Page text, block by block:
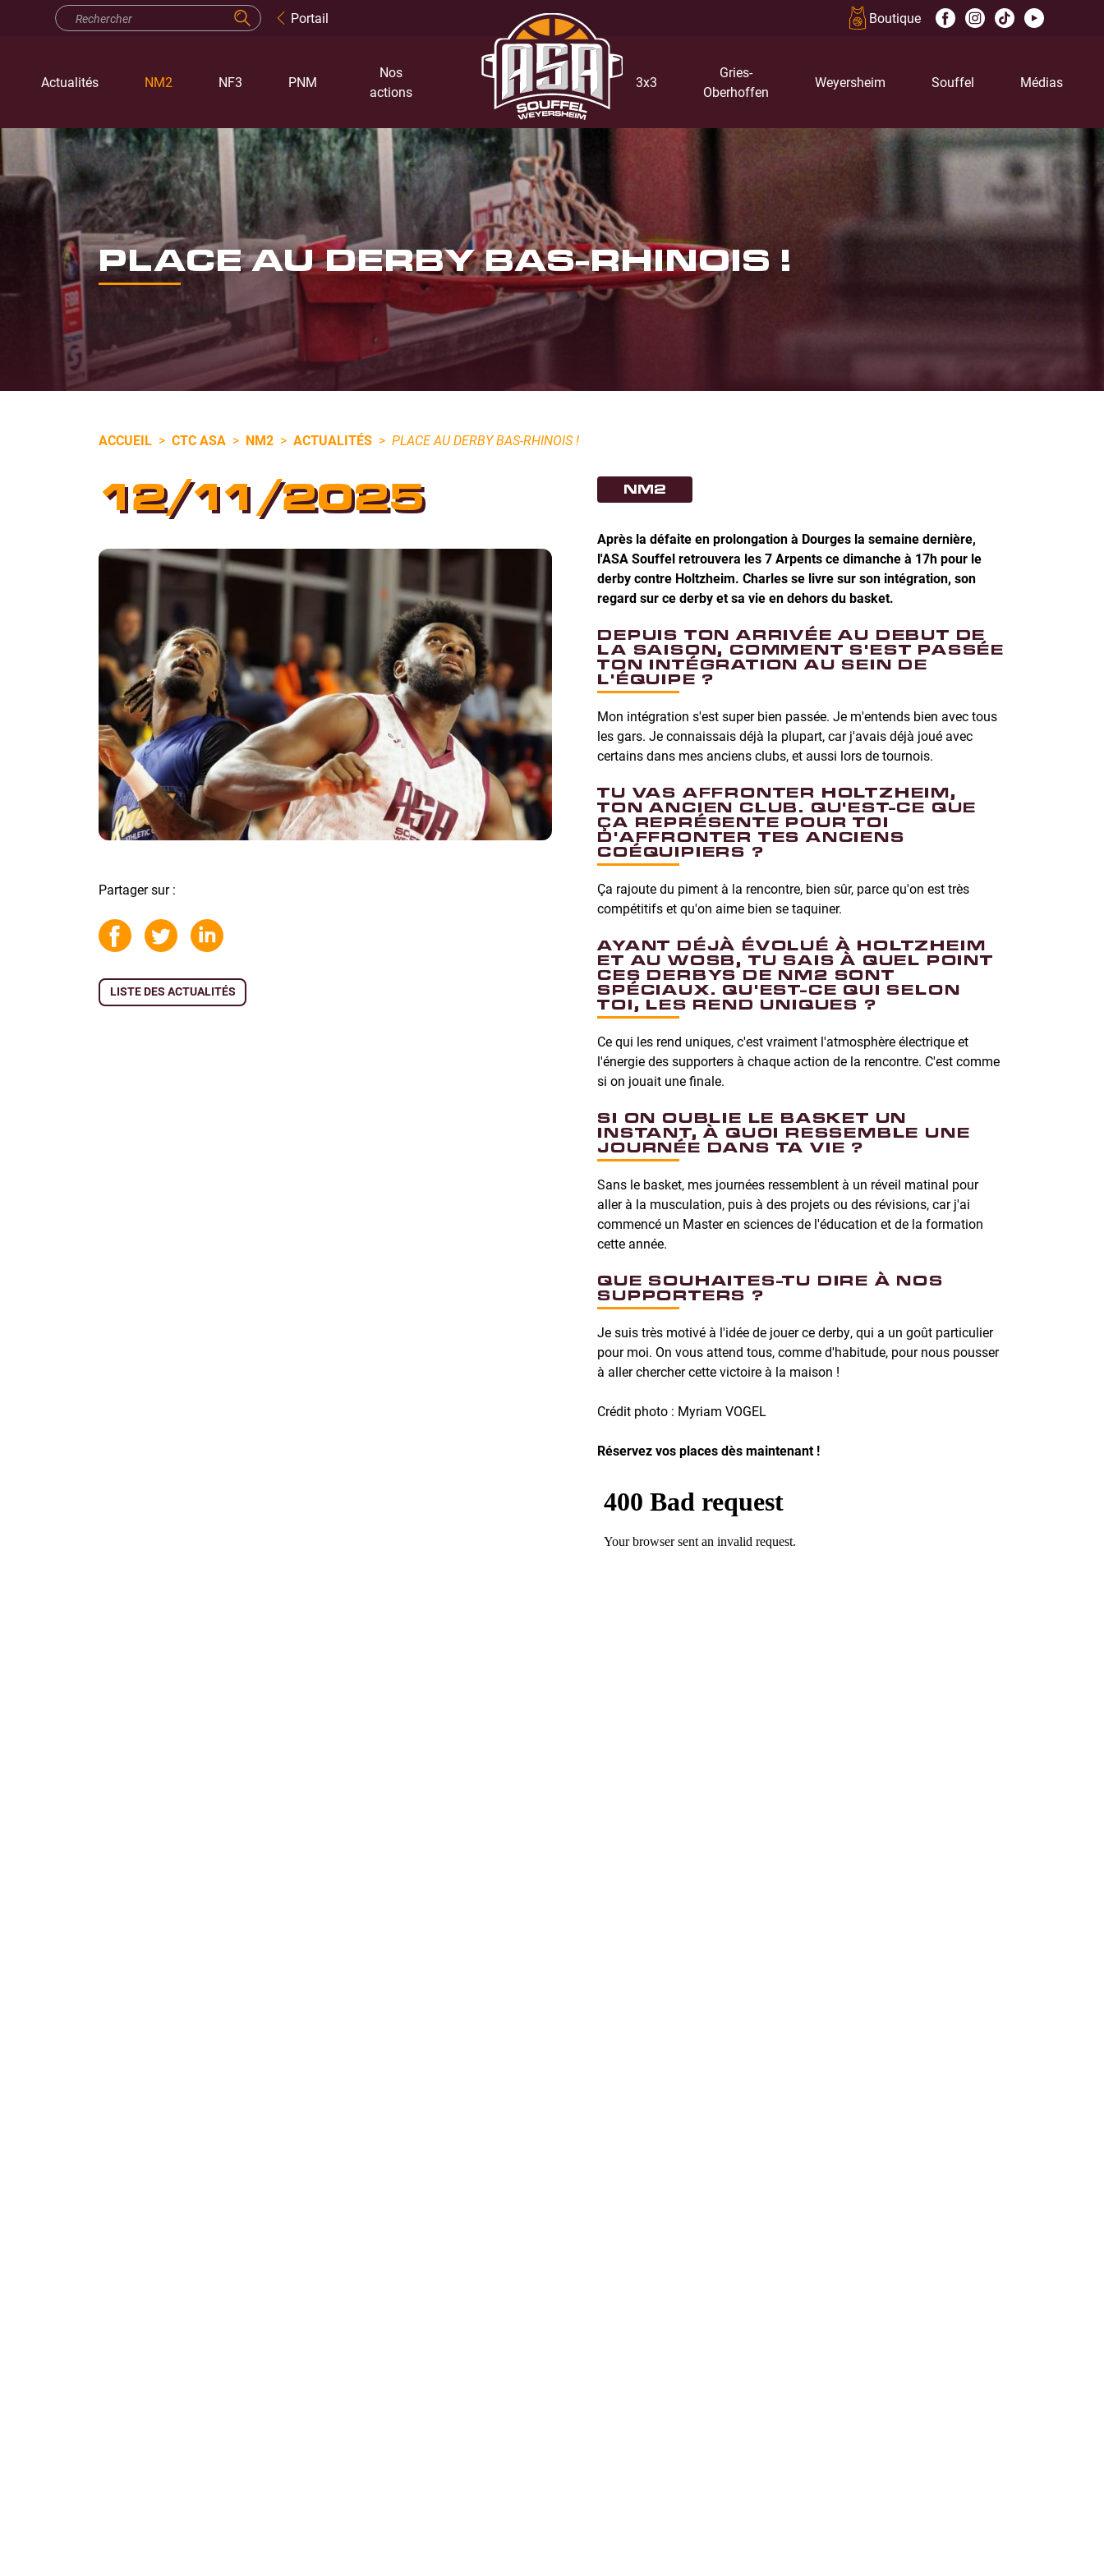
Portail Boutique
Actualités NM2 NF3 PNM
Nos
actions
3x3
Gries-
Oberhoffen
Weyersheim Souffel Médias
PLACE AU DERBY BAS-RHINOIS !
ACCUEIL > CTC ASA > NM2 > ACTUALITÉS > PLACE AU DERBY BAS-RHINOIS !
12/11/2025
Partager sur :
LISTE DES ACTUALITÉS
NM2
Après la défaite en prolongation à Dourges la semaine dernière,
l'ASA Souffel retrouvera les 7 Arpents ce dimanche à 17h pour le
derby contre Holtzheim. Charles se livre sur son intégration, son
regard sur ce derby et sa vie en dehors du basket.
DEPUIS TON ARRIVÉE AU DEBUT DE
LA SAISON, COMMENT S'EST PASSÉE
TON INTÉGRATION AU SEIN DE
L'ÉQUIPE ?
Mon intégration s'est super bien passée. Je m'entends bien avec tous
les gars. Je connaissais déjà la plupart, car j'avais déjà joué avec
certains dans mes anciens clubs, et aussi lors de tournois.
TU VAS AFFRONTER HOLTZHEIM,
TON ANCIEN CLUB. QU'EST-CE QUE
ÇA REPRÉSENTE POUR TOI
D'AFFRONTER TES ANCIENS
COÉQUIPIERS ?
Ça rajoute du piment à la rencontre, bien sûr, parce qu'on est très
compétitifs et qu'on aime bien se taquiner.
AYANT DÉJÀ ÉVOLUÉ À HOLTZHEIM
ET AU WOSB, TU SAIS À QUEL POINT
CES DERBYS DE NM2 SONT
SPÉCIAUX. QU'EST-CE QUI SELON
TOI, LES REND UNIQUES ?
Ce qui les rend uniques, c'est vraiment l'atmosphère électrique et
l'énergie des supporters à chaque action de la rencontre. C'est comme
si on jouait une finale.
SI ON OUBLIE LE BASKET UN
INSTANT, À QUOI RESSEMBLE UNE
JOURNÉE DANS TA VIE ?
Sans le basket, mes journées ressemblent à un réveil matinal pour
aller à la musculation, puis à des projets ou des révisions, car j'ai
commencé un Master en sciences de l'éducation et de la formation
cette année.
QUE SOUHAITES-TU DIRE À NOS
SUPPORTERS ?
Je suis très motivé à l'idée de jouer ce derby, qui a un goût particulier
pour moi. On vous attend tous, comme d'habitude, pour nous pousser
à aller chercher cette victoire à la maison !
Crédit photo : Myriam VOGEL
Réservez vos places dès maintenant !